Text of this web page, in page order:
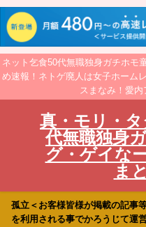
ネット乞食50代無職独身ガチホモ
め速報！ネトゲ廃人は女子ホーム
スまなみ！愛内
真・モリ・
代無職独身
グ・ゲイな
ま
孤立＜お客様皆様が掲載の記事
を利用される事でかろうじて運